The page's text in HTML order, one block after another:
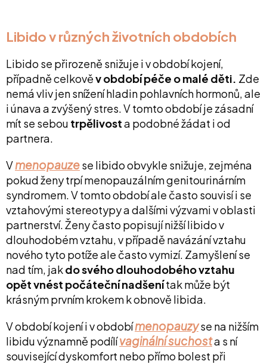
Libido v různých životních obdobích
Libido se přirozeně snižuje i v období kojení,
případně celkověv období péče o malé děti. Zde
nemá vliv jen snížení hladin pohlavních hormonů, ale
i únava a zvýšený stres. V tomto období je zásadní
mít se sebou trpělivosta podobné žádat i od
partnera.
Vmenopauzese libido obvykle snižuje, zejména
pokud ženy trpí menopauzálním genitourinárním
syndromem. V tomto období ale často souvisí i se
vztahovými stereotypy a dalšími výzvami v oblasti
partnerství. Ženy často popisují nižší libido v
dlouhodobém vztahu, v případě navázání vztahu
nového tyto potíže ale často vymizí. Zamyšlení se
nad tím, jakdo svého dlouhodobého vztahu
opět vnést počáteční nadšenítak může být
krásným prvním krokem k obnově libida.
V období kojeníi v obdobímenopauzyse na nižším
libidu významně podílívaginální suchosta s ní
související dyskomfort nebo přímo bolest při